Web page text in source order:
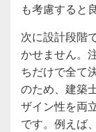
も考慮すると
次に設計段階
かせません。
ちだけで全て
のため、建築
ザイン性を両
です。例えば